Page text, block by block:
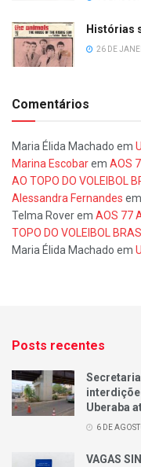
Histórias
26 DE
Comentários
Maria Élida Machado em
Marina Escobarem AOS
AO TOPO DO VOLEIBOL
Alessandra Fernandes em
Telma Roverem AOS 77
TOPO DO VOLEIBOL
Maria Élida Machado em
Posts recentes
Uberaba
6 DE
VAGAS